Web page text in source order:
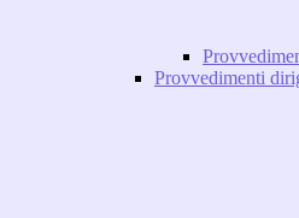
Provvedimenti